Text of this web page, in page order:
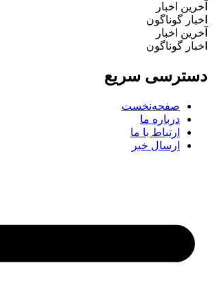
اخبار
گوناگون
اخبار
گوناگون
سریع
صفحه‌نخست
درباره ما
ارتباط با ما
ارسال خبر